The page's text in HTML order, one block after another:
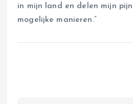
in mijn land en delen mijn
mogelijke manieren.”